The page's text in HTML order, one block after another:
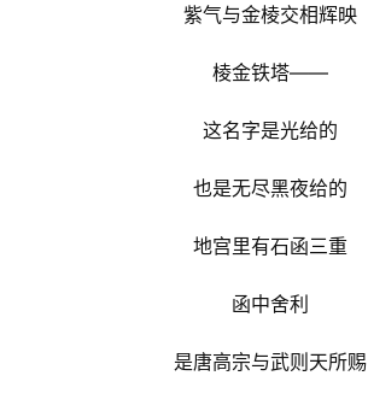
紫气与金棱交相辉映
棱金铁塔——
这名字是光给的
也是无尽黑夜给的
地宫里有石函三重
函中舍利
是唐高宗与武则天所赐